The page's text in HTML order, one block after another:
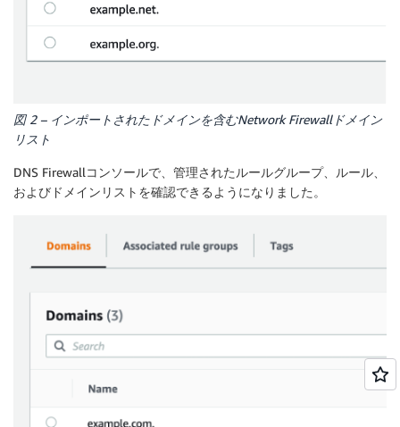
図 2 – インポートされたドメインを含むNetwork Firewallドメイン
リスト
DNS Firewallコンソールで、管理されたルールグループ、ルール、
およびドメインリストを確認できるようになりました。